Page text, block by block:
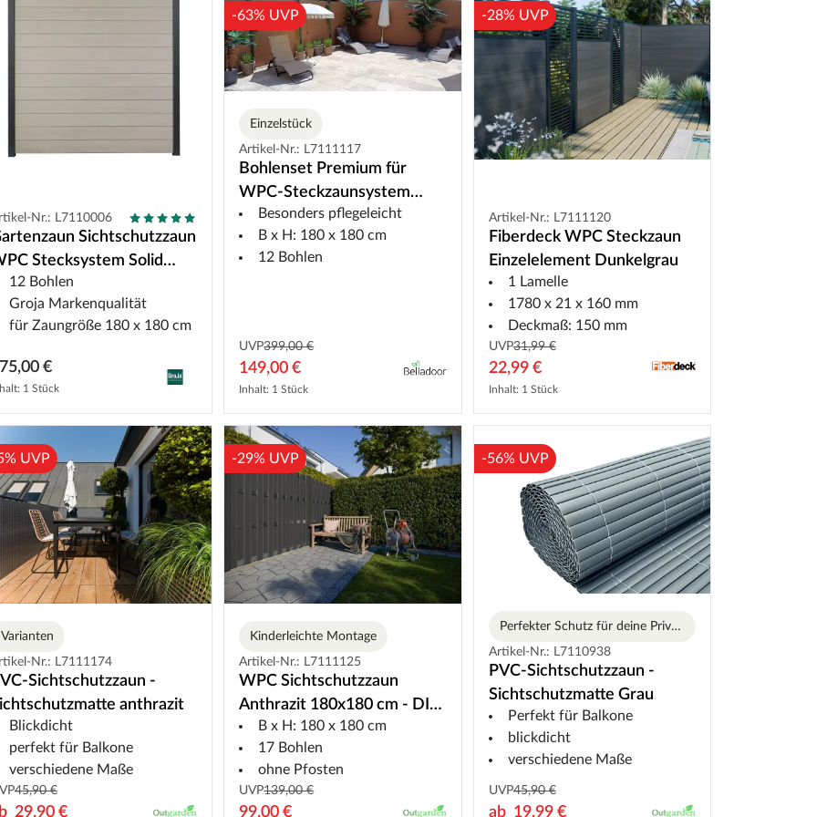
Nr.: L7110006
Sichtschutzzaun
Stecksystem Solid
12 Bohlen
Groja Markenqualität
für Zaungröße 180 x 180 cm
€
1 Stück
-63% UVP
Einzelstück
Artikel-Nr.: L7111117
Bohlenset Premium für
WPC-Steckzaunsystem
MapleBesonders pflegeleicht
B x H: 180 x 180 cm
12 Bohlen
UVP399,00 €
149,00 €
Inhalt: 1 Stück
-28% UVP
Artikel-Nr.: L7111120
Fiberdeck WPC Steckzaun
Einzelelement Dunkelgrau
1 Lamelle
1780 x 21 x 160 mm
Deckmaß: 150 mm
UVP31,99 €
22,99 €
Inhalt: 1 Stück
UVP
Varianten
Nr.: L7111174
Sichtschutzzaun -
anthrazit
Blickdicht
perfekt für Balkone
verschiedene Maße
45,90 €
29,90 €
-29% UVP
Kinderleichte Montage
Artikel-Nr.: L7111125
WPC Sichtschutzzaun
Anthrazit 180x180 cm - DIY-
Bausatz mit Aluriegeln
B x H: 180 x 180 cm
17 Bohlen
ohne Pfosten
UVP139,00 €
99,00 €
-56% UVP
Perfekter Schutz für deine Privatsphäre
Artikel-Nr.: L7110938
PVC-Sichtschutzzaun -
Sichtschutzmatte Grau
Perfekt für Balkone
blickdicht
verschiedene Maße
UVP45,90 €
ab 19,99 €